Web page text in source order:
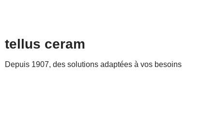
tellus ceram
Depuis 1907, des solutions adaptées à vos besoins